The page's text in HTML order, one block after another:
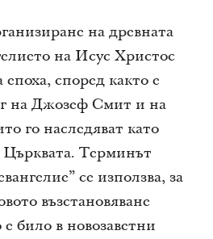
на древната
на Исус Христос
епоха, според както е
на Джозеф Смит и на
го наследяват като
Терминът
се използва, за
възстановяване
е било в новозаветни